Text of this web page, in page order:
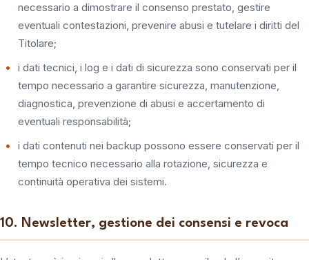
necessario a dimostrare il consenso prestato, gestire
eventuali contestazioni, prevenire abusi e tutelare i diritti del
Titolare;
i dati tecnici, i log e i dati di sicurezza sono conservati per il
tempo necessario a garantire sicurezza, manutenzione,
diagnostica, prevenzione di abusi e accertamento di
eventuali responsabilità;
i dati contenuti nei backup possono essere conservati per il
tempo tecnico necessario alla rotazione, sicurezza e
continuità operativa dei sistemi.
10. Newsletter, gestione dei consensi e revoca